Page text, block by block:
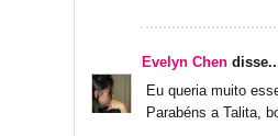
Evelyn Chen
Eu queria muito
Parabéns a Talita,